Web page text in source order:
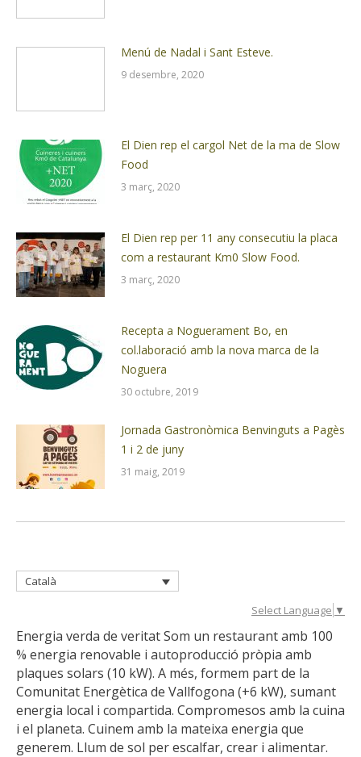
Menú de Nadal i Sant Esteve.
9 desembre, 2020
El Dien rep el cargol Net de la ma de Slow
Food
3 març, 2020
El Dien rep per 11 any consecutiu la placa
com a restaurant Km0 Slow Food.
3 març, 2020
Recepta a Noguerament Bo, en
col.laboració amb la nova marca de la
Noguera
30 octubre, 2019
Jornada Gastronòmica Benvinguts a Pagès
1 i 2 de juny
31 maig, 2019
Català
Select Language ▼
Energia verda de veritat Som un restaurant amb 100
% energia renovable i autoproducció pròpia amb
plaques solars (10 kW). A més, formem part de la
Comunitat Energètica de Vallfogona (+6 kW), sumant
energia local i compartida. Compromesos amb la cuina
i el planeta. Cuinem amb la mateixa energia que
generem. Llum de sol per escalfar, crear i alimentar.